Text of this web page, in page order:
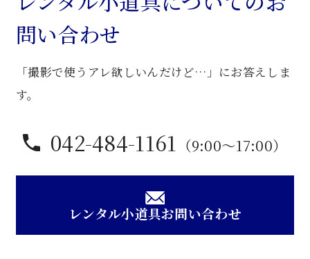
個
問い合わせ
「撮影で使うアレ欲しいんだけど…」にお答えしま
す。
042-484-1161 （9:00〜17:00）
レンタル小道具お問い合わせ